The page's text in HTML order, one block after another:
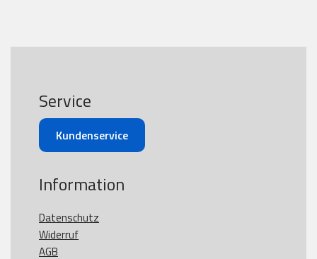
Service
Kundenservice
Information
Datenschutz
Widerruf
AGB